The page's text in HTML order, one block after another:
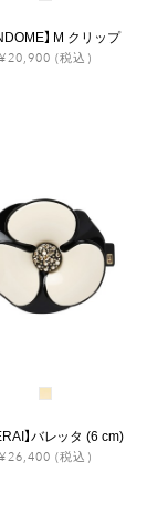
】 M クリップ
¥20,900 (税込)
】バレッタ (6 cm)
¥26,400 (税込)